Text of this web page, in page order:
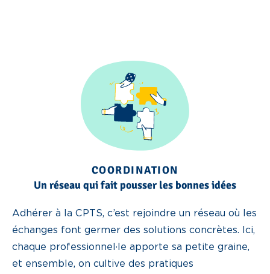
COORDINATION
Un réseau qui fait pousser les bonnes idées
Adhérer à la CPTS, c’est rejoindre un réseau où les
échanges font germer des solutions concrètes. Ici,
chaque professionnel·le apporte sa petite graine,
et ensemble, on cultive des pratiques